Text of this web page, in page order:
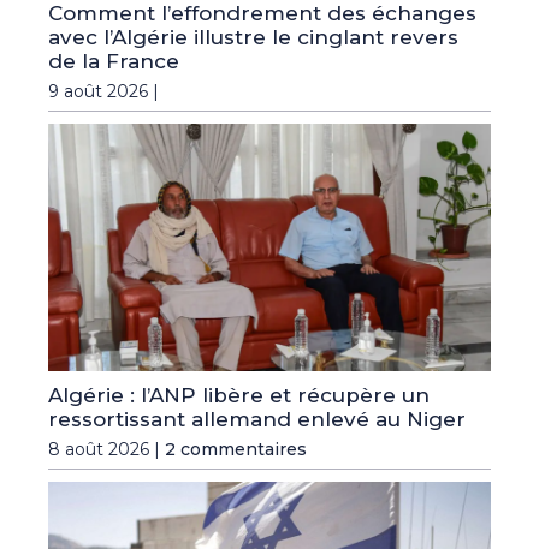
Comment l’effondrement des échanges
avec l’Algérie illustre le cinglant revers
de la France
9 août 2026 |
Algérie : l’ANP libère et récupère un
ressortissant allemand enlevé au Niger
8 août 2026 | 2 commentaires